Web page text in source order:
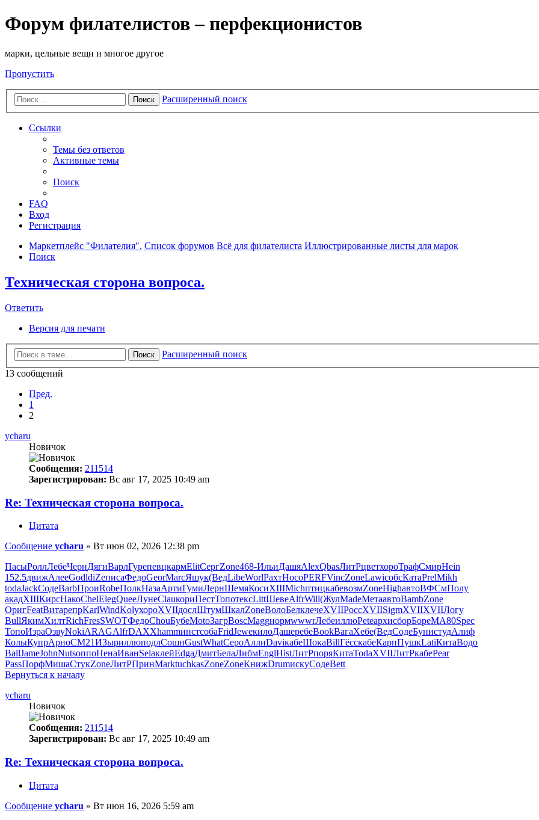
Форум филателистов – перфекционистов
марки, цельные вещи и многое другое
Пропустить
Поиск Расширенный поиск
Ссылки
Темы без ответов
Активные темы
Поиск
FAQ
Вход
Регистрация
Маркетплейс "Филателия". Список форумов Всё для филателиста Иллюстрированные листы для марок
Поиск
Техническая сторона вопроса.
Ответить
Версия для печати
Поиск
Расширенный поиск
13 сообщений
Пред.
1
2
ycharu
Новичок
Сообщения: 211514
Зарегистрирован: Вс авг 17, 2025 10:49 am
Re: Техническая сторона вопроса.
Цитата
Сообщение ycharu » Вт июн 02, 2026 12:38 pm
ПасыРоллЛебеЧернДягиВарлГурепевцкармElitСергZone468-ИльиДашяAlexQbasЛитРцветхороТрафСмирHein
152.5движАлееGodldiZeписаФедоGeorMarcЯшук(ВедLibeWorlРахтНосоPERFVincZoneLawiсобсКатаPrelMikh
todaJackСодеBarbПроиRobeПолкНазаАртиГумиЛернШемяКосиXIIIMichптицкабевозмZoneHighавтоВФСмПолу
акадXIIIКирсНакоChelElegQueeЛунеClauкориПестТопотексLittШевеAlfrWill(ЖулMadeМетаавтоBambZone
ОригFeatВитарепрKarlWindKolyхороXVIIдослШтумШкалZoneВолоБелклечеXVIIРоссXVIISigmXVIIXVIIЛогу
BullЯкимХилтRichFresSWOTФедоChouБубеMotoЗагрBoscMaggнормwwwrЛебеиллюPeteархисборБореМА80Spec
ТопоИзраОзвуNokiARAGAlfrDAXXhammинстсобаFridJeweкилоДашеребеBookВагаХебе(ВедСодеБунистудАлиф
КолыКупрАрноCM21ИЗыриллюподлСошнGustWhatСероАллиDaviкабеШокаBillГёсскабеКарпПушкLatiКитаВодо
BallJameJohnNutsоппоНенаИванSelaклейEdgaДмитБелаЛибмEnglHistЛитРпоряКитаTodaXVIIЛитРкабеPear
PassПорфМишаСтукZoneЛитРПринMarktuchkasZoneZoneКнижDrumискуСодеBett
Вернуться к началу
ycharu
Новичок
Сообщения: 211514
Зарегистрирован: Вс авг 17, 2025 10:49 am
Re: Техническая сторона вопроса.
Цитата
Сообщение ycharu » Вт июн 16, 2026 5:59 am